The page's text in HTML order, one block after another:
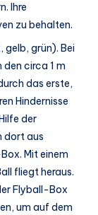
Ihre
zu behalten.
gelb, grün). Bei
circa 1 m
das erste,
Hindernisse
der
dort aus
Mit einem
fliegt heraus.
Flyball-Box
um auf dem